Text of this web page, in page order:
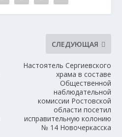
СЛЕДУЮЩАЯ
Настоятель Сергиевского
храма в составе
Общественной
наблюдательной
комиссии Ростовской
области посетил
исправительную колонию
№ 14 Новочеркасска